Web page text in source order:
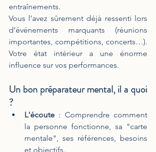
entraînements.
Vous l’avez sûrement déjà ressenti lors
d’événements marquants (réunions
importantes, compétitions, concerts…).
Votre état intérieur a une énorme
influence sur vos performances.
Un bon préparateur mental, il a quoi
?
L'écoute : Comprendre comment
la personne fonctionne, sa "carte
mentale", ses références, besoins
et objectifs.